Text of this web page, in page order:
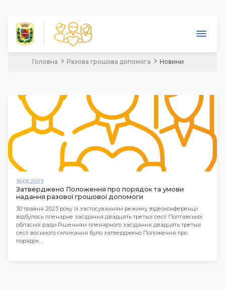
Про надання матеріальної допомоги
Допомога
Відео
Увійти
Головна Разова грошова допомога Новини
30.05.2023
Затверджено Положення про порядок та умови
надання разової грошової допомоги
30 травня 2023 року із застосуванням режиму відеоконференції
відбулось пленарне засідання двадцять третьої сесії Полтавської
обласної ради.Рішенням пленарного засідання двадцять третьої
сесії восьмого скликання було затверджено Положення про
порядок ...